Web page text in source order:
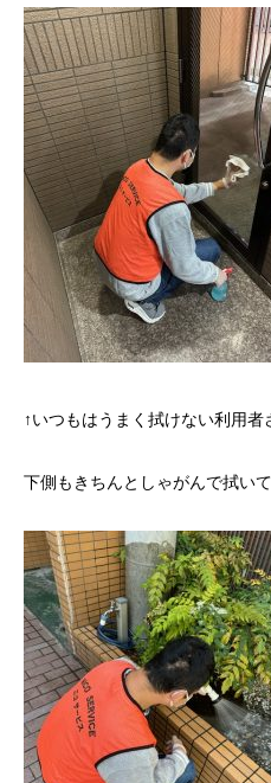
↑いつもはうまく拭けない利用者
下側もきちんとしゃがんで拭いて